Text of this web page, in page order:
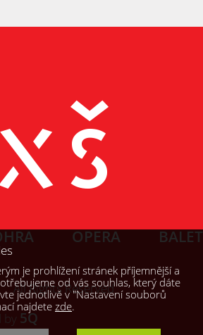
OPERA BALET
Rights Reserved
by 5Q
je prohlížení stránek příjemnější a
od vás souhlas, který dáte
jednotlivě v "Nastavení souborů
najdete zde.